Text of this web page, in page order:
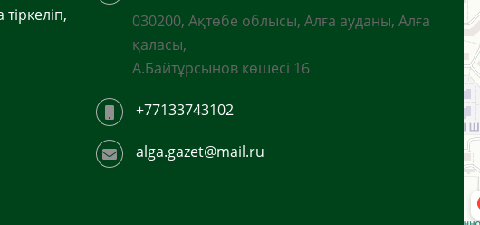
030200, Ақтөбе облысы, Алға ауданы, Алға
қаласы,
А.Байтұрсынов көшесі 16
+77133743102
alga.gazet@mail.ru